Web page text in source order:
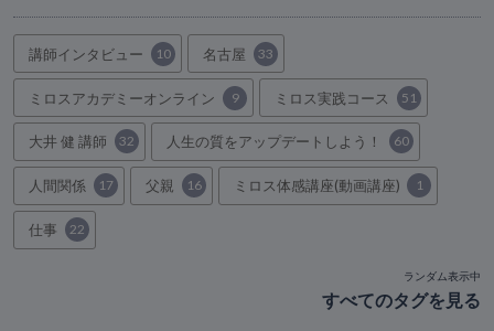
講師インタビュー 10 名古屋 33
ミロスアカデミーオンライン 9 ミロス実践コース 51
大井 健 講師 32 人生の質をアップデートしよう！ 60
人間関係 17 父親 16 ミロス体感講座(動画講座) 1
仕事 22
ランダム表示中
すべてのタグを見る